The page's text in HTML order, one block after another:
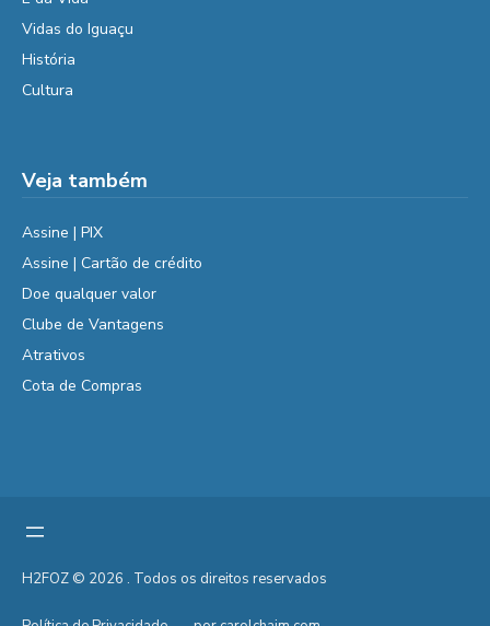
Vidas do Iguaçu
História
Cultura
Veja também
Assine | PIX
Assine | Cartão de crédito
Doe qualquer valor
Clube de Vantagens
Atrativos
Cota de Compras
H2FOZ © 2026 . Todos os direitos reservados